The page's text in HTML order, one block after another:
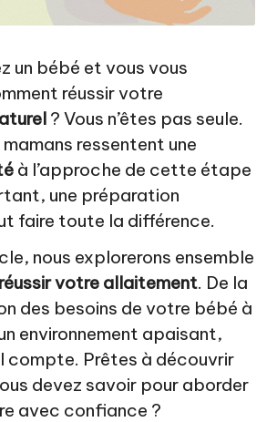
un bébé et vous vous
réussir votre
? Vous n’êtes pas seule.
ressentent une
à l’approche de cette étape
une préparation
faire toute la différence.
nous explorerons ensemble
votre allaitement. De la
des besoins de votre bébé à
environnement apaisant,
compte. Prêtes à découvrir
devez savoir pour aborder
avec confiance ?